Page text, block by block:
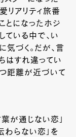
リアリティ旅番
とになったホジ
ている中で、い
気づく。だが、言
はすれ違ってい
つ距離が近づいて
が通じない恋」
わらない恋」を